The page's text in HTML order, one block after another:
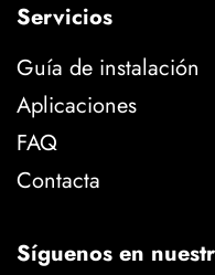
Servicios
Guía de instalación
Aplicaciones
FAQ
Contacta
Síguenos en